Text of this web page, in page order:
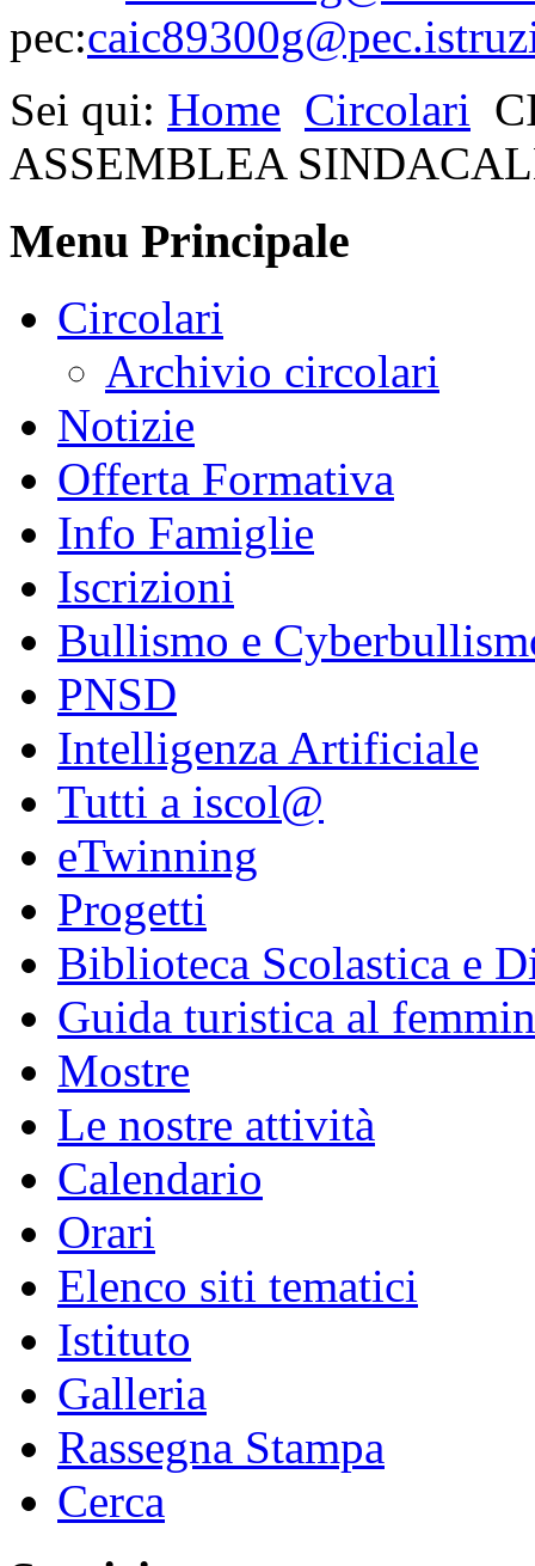
pec:
Sei qui: Home Circolari
ASSEMBLEA
Menu Principale
Circolari
Archivio circolari
Notizie
Offerta Formativa
Info Famiglie
Iscrizioni
Bullismo e
PNSD
Intelligenza Artificiale
Tutti a iscol@
eTwinning
Progetti
Biblioteca Scolastica e
Guida turistica al
Mostre
Le nostre attività
Calendario
Orari
Elenco siti tematici
Istituto
Galleria
Rassegna Stampa
Cerca